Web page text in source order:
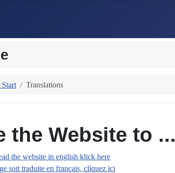
Start Translations
the Website to ...
the website in english klick here
soit traduite en français, cliquez ici